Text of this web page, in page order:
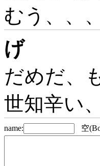
むう、、、
げ
だめだ、
世知辛い、
name: 空